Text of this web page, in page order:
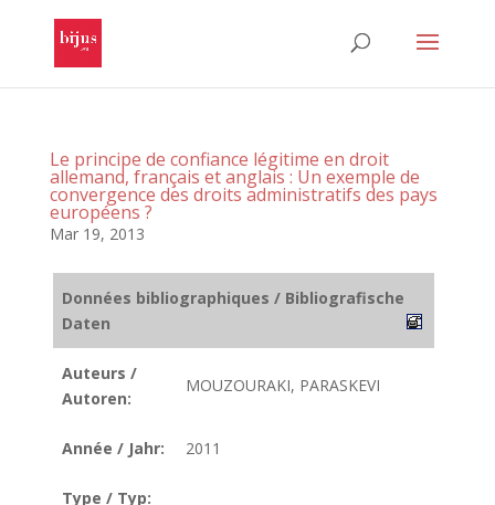
Le principe de confiance légitime en droit
allemand, français et anglais : Un exemple de
convergence des droits administratifs des pays
européens ?
Mar 19, 2013
Données bibliographiques / Bibliografische
Daten
Auteurs /
Autoren:
MOUZOURAKI, PARASKEVI
Année / Jahr: 2011
Type / Typ: